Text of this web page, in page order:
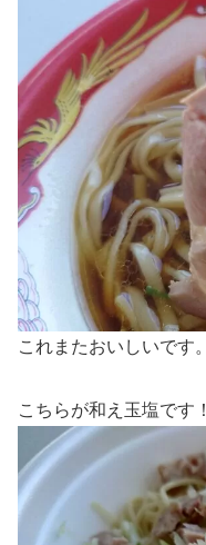
これまたおいしいです。
こちらが和え玉塩です！